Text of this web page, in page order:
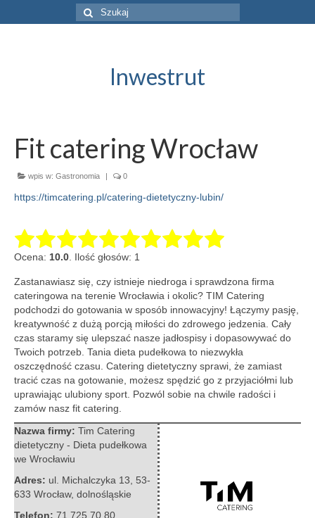
Szuklaj
w:
Inwestrut
Fit catering Wrocław
wpis w: Gastronomia | 0
https://timcatering.pl/catering-dietetyczny-lubin/
Ocena: 10.0 . Ilość głosów: 1
Zastanawiasz się, czy istnieje niedroga i sprawdzona firma
cateringowa na terenie Wrocławia i okolic? TIM Catering
podchodzi do gotowania w sposób innowacyjny! Łączymy pasję,
kreatywność z dużą porcją miłości do zdrowego jedzenia. Cały
czas staramy się ulepszać nasze jadłospisy i dopasowywać do
Twoich potrzeb. Tania dieta pudełkowa to niezwykła
oszczędność czasu. Catering dietetyczny sprawi, że zamiast
tracić czas na gotowanie, możesz spędzić go z przyjaciółmi lub
uprawiając ulubiony sport. Pozwól sobie na chwile radości i
zamów nasz fit catering.
Nazwa firmy: Tim Catering
dietetyczny - Dieta pudełkowa
we Wrocławiu
Adres: ul. Michalczyka 13
53-
633 Wrocław, dolnośląskie
Telefon: 71 725 70 80